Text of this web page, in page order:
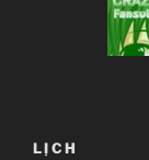
LỊCH